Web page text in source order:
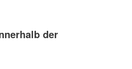
der